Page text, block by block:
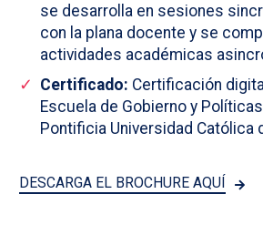
se desarrolla en sesiones
con la plana docente y se
actividades académicas
Certificado: Certificación
Escuela de Gobierno y
Pontificia Universidad Católica
DESCARGA EL BROCHURE AQUÍ